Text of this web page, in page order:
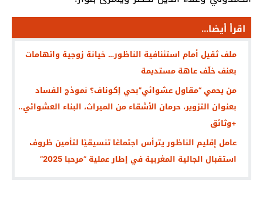
اقرأ أيضا...
ملف ثقيل أمام استئنافية الناظور… خيانة زوجية واتهامات
بعنف خلّف عاهة مستديمة
من يحمي “مقاول عشوائي”بحي إكوناف؟ نموذج الفساد
بعنوان التزوير، حرمان الأشقاء من الميراث، البناء العشوائي..
+وثائق
عامل إقليم الناظور يترأس اجتماعًا تنسيقيًا لتأمين ظروف
استقبال الجالية المغربية في إطار عملية “مرحبا 2025”